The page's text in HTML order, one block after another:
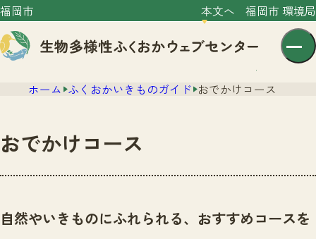
福岡市 本文へ 福岡市 環境局
センター紹介
センター紹介TOP
ニュース
ホーム ふくおかいきものガイド おでかけコース
おでかけコース
自然やいきものにふれられる、おすすめコースを